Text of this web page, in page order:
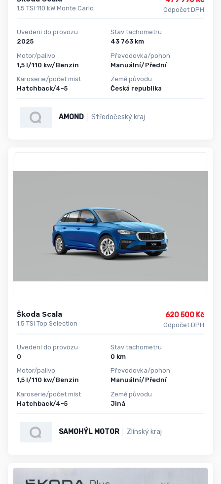
1,5 TSI 110 kW Monte Carlo Odpočet DPH
Uvedení do provozu
2025
Motor/palivo
1,5 l/110 kw/Benzin
Karoserie/počet míst
Hatchback/4-5
Stav tachometru
43 763 km
Převodovka/pohon
Manuální/Přední
Země původu
Česká republika
AMOND Středočeský kraj
Škoda Scala
1,5 TSI Top Selection
620 500 Kč
Odpočet DPH
Uvedení do provozu
0
Motor/palivo
1,5 l/110 kw/Benzin
Karoserie/počet míst
Hatchback/4-5
Stav tachometru
0 km
Převodovka/pohon
Manuální/Přední
Země původu
Jiná
SAMOHÝL MOTOR Zlínský kraj